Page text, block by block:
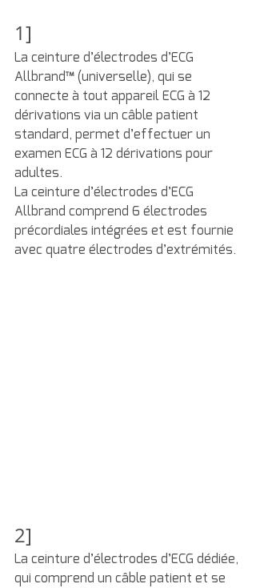
1]
La ceinture d’électrodes d’ECG
Allbrand™ (universelle), qui se
connecte à tout appareil ECG à 12
dérivations via un câble patient
standard, permet d’effectuer un
examen ECG à 12 dérivations pour
adultes.
La ceinture d’électrodes d’ECG
Allbrand comprend 6 électrodes
précordiales intégrées et est fournie
avec quatre électrodes d’extrémités.
2]
La ceinture d’électrodes d’ECG dédiée,
qui comprend un câble patient et se